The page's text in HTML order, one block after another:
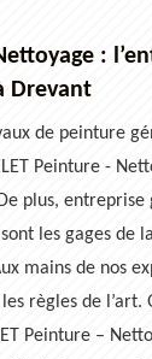
:
Drevant
de peinture
Peinture -
plus,
les gages de
mains de nos
règles de l’art.
Peinture –